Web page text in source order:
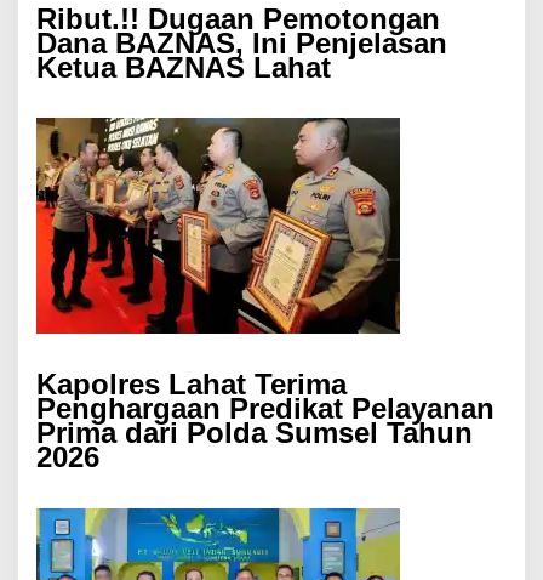
Ribut.!! Dugaan Pemotongan
Dana BAZNAS, Ini Penjelasan
Ketua BAZNAS Lahat
Kapolres Lahat Terima
Penghargaan Predikat Pelayanan
Prima dari Polda Sumsel Tahun
2026